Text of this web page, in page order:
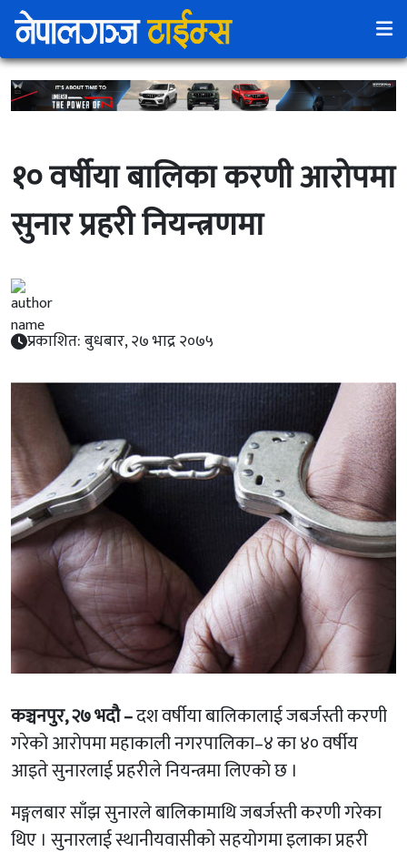
१० वर्षीया बालिका करणी आरोपमा
सुनार प्रहरी नियन्त्रणमा
प्रकाशित: बुधबार, २७ भाद्र २०७५
कञ्चनपुर, २७ भदौ –दश वर्षीया बालिकालाई जबर्जस्ती करणी
गरेको आरोपमा महाकाली नगरपालिका–४ का ४० वर्षीय
आइते सुनारलाई प्रहरीले नियन्त्रमा लिएको छ ।
मङ्गलबार साँझ सुनारले बालिकामाथि जबर्जस्ती करणी गरेका
थिए । सुनारलाई स्थानीयवासीको सहयोगमा इलाका प्रहरी